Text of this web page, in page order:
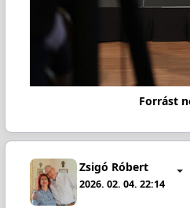
Forrást
Zsigó Róbert
2026. 02. 04. 22:14